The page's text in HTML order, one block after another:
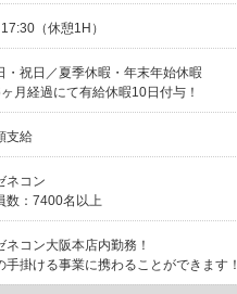
（休憩1H）
祝日／夏季休暇・年末年始休暇
月経過にて有給休暇10日付与！
支給
ネコン
：7400名以上
コン大阪本店内勤務！
掛ける事業に携わることができます！